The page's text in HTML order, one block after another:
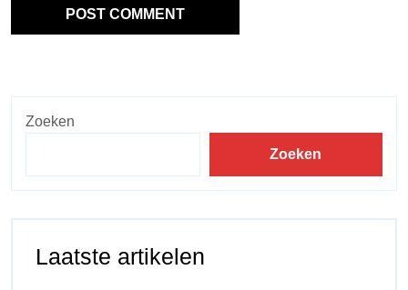
Zoeken
Zoeken
Laatste artikelen